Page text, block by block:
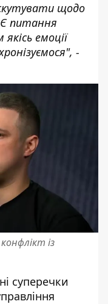
щодо
питання
емоції
-
із
суперечки